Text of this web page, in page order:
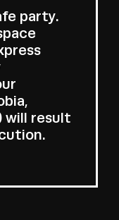
party.
will result